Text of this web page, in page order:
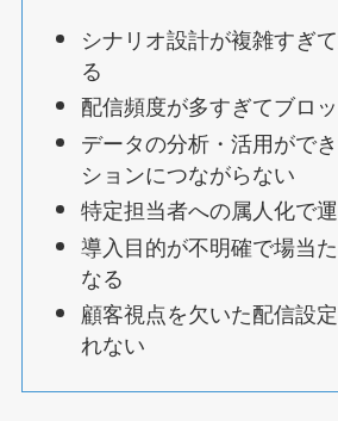
シナリオ設計が複雑すぎ
る
配信頻度が多すぎてブロ
データの分析・活用がで
ションにつながらない
特定担当者への属人化で
導入目的が不明確で場当
なる
顧客視点を欠いた配信設
れない